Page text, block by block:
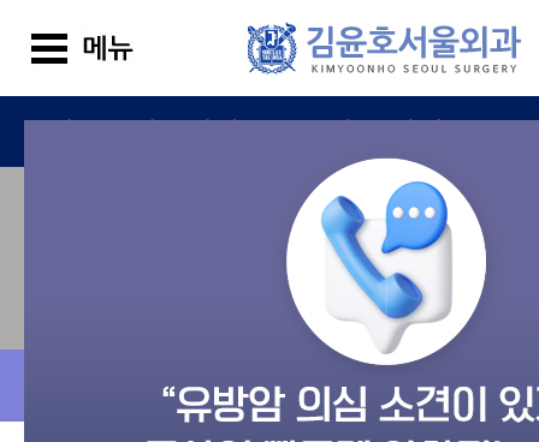
김윤호서울외과 진료 안내
커뮤니티 메뉴 더보기
리얼자필후기